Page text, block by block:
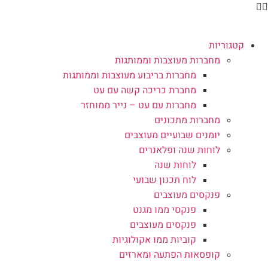
קטגוריות
מחברות מעוצבות וממותגות
מחברות בריבוע מעוצבות וממותגות
מחברת כריכה קשה עם עט
מחברות עם עט – נייר ממוחזר
מחברות מתכונים
יומנים שבועיים מעוצבים
לוחות שנה ופלאנרים
לוחות שנה
לוח תכנון שבועי
פנקסים מעוצבים
פנקסי ממו מגנט
פנקסים מעוצבים
קוביות ממו אקולוגיות
קופסאות הפתעה ומארזים